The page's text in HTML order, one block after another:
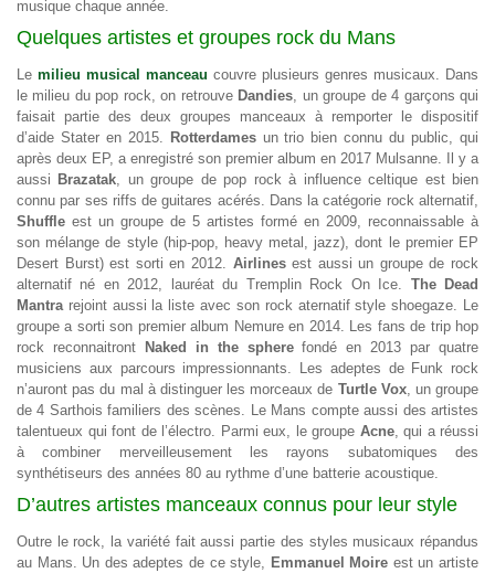
musique chaque année.
Quelques artistes et groupes rock du Mans
Le milieu musical manceau couvre plusieurs genres musicaux. Dans
le milieu du pop rock, on retrouve Dandies , un groupe de 4 garçons qui
faisait partie des deux groupes manceaux à remporter le dispositif
d’aide Stater en 2015. Rotterdamesun trio bien connu du public, qui
après deux EP, a enregistré son premier album en 2017 Mulsanne. Il y a
aussi Brazatak , un groupe de pop rock à influence celtique est bien
connu par ses riffs de guitares acérés. Dans la catégorie rock alternatif,
Shuffle est un groupe de 5 artistes formé en 2009, reconnaissable à
son mélange de style (hip-pop, heavy metal, jazz), dont le premier EP
Desert Burst) est sorti en 2012. Airlinesest aussi un groupe de rock
alternatif né en 2012, lauréat du Tremplin Rock On Ice. The Dead
Mantra rejoint aussi la liste avec son rock aternatif style shoegaze. Le
groupe a sorti son premier album Nemure en 2014. Les fans de trip hop
rock reconnaitront Naked in the spherefondé en 2013 par quatre
musiciens aux parcours impressionnants. Les adeptes de Funk rock
n’auront pas du mal à distinguer les morceaux de Turtle Vox, un groupe
de 4 Sarthois familiers des scènes. Le Mans compte aussi des artistes
talentueux qui font de l’électro. Parmi eux, le groupe Acne, qui a réussi
à combiner merveilleusement les rayons subatomiques des
synthétiseurs des années 80 au rythme d’une batterie acoustique.
D’autres artistes manceaux connus pour leur style
Outre le rock, la variété fait aussi partie des styles musicaux répandus
au Mans. Un des adeptes de ce style, Emmanuel Moire est un artiste